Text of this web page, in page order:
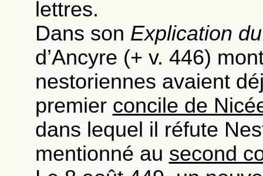
lettres.
Dans son Explication
d’Ancyre (+ v. 446)
nestoriennes avaient
premier concile de
dans lequel il réfute
mentionné au second